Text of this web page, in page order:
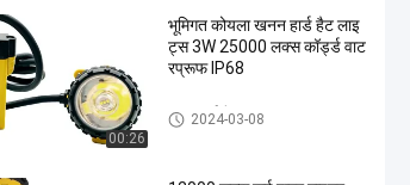
00:26
भूमिगत कोयला खनन हार्ड हैट लाइ
ट्स 3W 25000 लक्स कॉर्ड्ड वाट
रप्रूफ IP68
खनन हार्ड हैट लाइट
2024-03-08